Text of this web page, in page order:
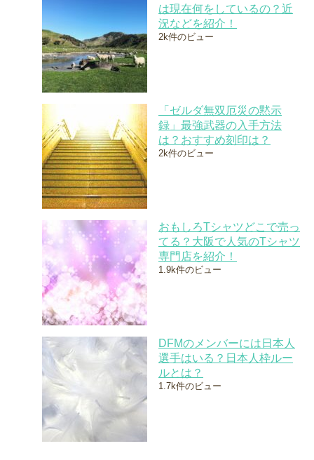
は現在何をしているの？近
況などを紹介！
2k件のビュー
「ゼルダ無双厄災の黙示
録」最強武器の入手方法
は？おすすめ刻印は？
2k件のビュー
おもしろTシャツどこで売っ
てる？大阪で人気のTシャツ
専門店を紹介！
1.9k件のビュー
DFMのメンバーには日本人
選手はいる？日本人枠ルー
ルとは？
1.7k件のビュー